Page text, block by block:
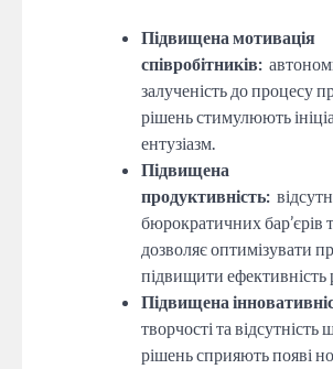
Підвищена мотивація
співробітників:
залученість до процесу
рішень стимулюють
ентузіазм.
Підвищена
продуктивність:
бюрократичних бар’єрів
дозволяє оптимізувати
підвищити ефективність
Підвищена
творчості та
рішень сприяють появі